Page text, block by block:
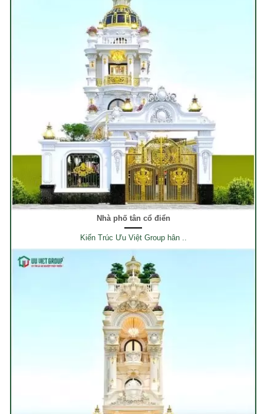
Nhà phố tân cổ điển
Kiến Trúc Ưu Việt Group hân ..